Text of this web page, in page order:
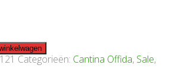
Categorieën: Cantina Offida, Sale,